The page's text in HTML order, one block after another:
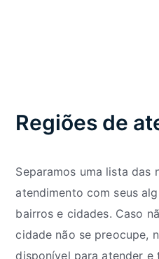
Regiões de
Separamos uma lista das
atendimento com seus
bairros e cidades. Caso
cidade não se preocupe,
disponível para atender e